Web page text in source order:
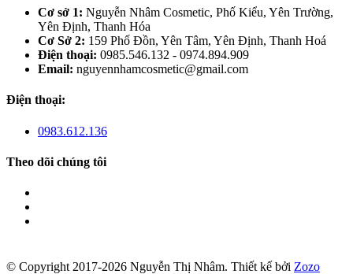
Cơ sở 1: Nguyễn Nhâm Cosmetic, Phố Kiểu, Yên Trường,
Yên Định, Thanh Hóa
Cơ Sở 2: 159 Phố Đồn, Yên Tâm, Yên Định, Thanh Hoá
Điện thoại: 0985.546.132 - 0974.894.909
Email: nguyennhamcosmetic@gmail.com
Điện thoại:
0983.612.136
Theo dõi chúng tôi
© Copyright 2017-2026 Nguyễn Thị Nhâm. Thiết kế bởi Zozo